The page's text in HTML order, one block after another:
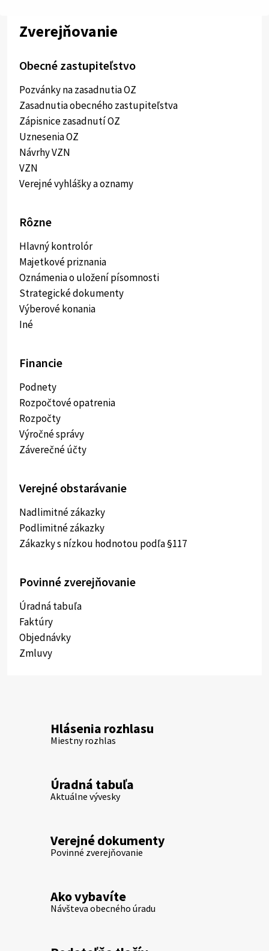
Zverejňovanie
Obecné zastupiteľstvo
Pozvánky na zasadnutia OZ
Zasadnutia obecného zastupiteľstva
Zápisnice zasadnutí OZ
Uznesenia OZ
Návrhy VZN
VZN
Verejné vyhlášky a oznamy
Rôzne
Hlavný kontrolór
Majetkové priznania
Oznámenia o uložení písomnosti
Strategické dokumenty
Výberové konania
Iné
Financie
Podnety
Rozpočtové opatrenia
Rozpočty
Výročné správy
Záverečné účty
Verejné obstarávanie
Nadlimitné zákazky
Podlimitné zákazky
Zákazky s nízkou hodnotou podľa §117
Povinné zverejňovanie
Úradná tabuľa
Faktúry
Objednávky
Zmluvy
Hlásenia rozhlasu
Miestny rozhlas
Úradná tabuľa
Aktuálne vývesky
Verejné dokumenty
Povinné zverejňovanie
Ako vybavíte
Návšteva obecného úradu